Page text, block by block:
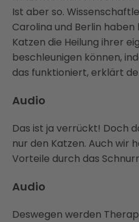
Ist aber so.
Carolina und Berlin
Katzen die Heilung ihrer
beschleunigen können,
das funktioniert, erklärt
Audio
Das ist ja verrückt! Doch
nur den Katzen. Auch wir
Vorteile durch das
Audio
Deswegen werden